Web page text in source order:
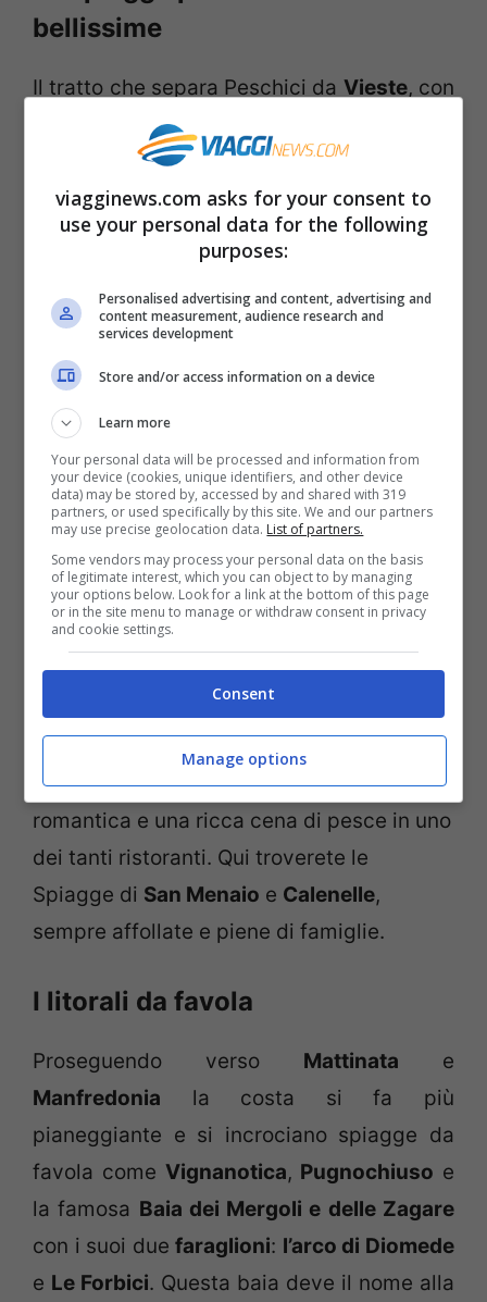
bellissime
Il tratto che separa Peschici da Vieste, con
l’imponente monolite di
susseguirsi di meraviglia che riempie gli
occhi. Innumerevoli calette spuntano un
po’ ovunque come una sorpresa. Una delle
di Portogreco, ma a pochi passi da lì
potrete raggiungere la bellissima
dei Colombi, con l’omonima grotta. Poco
distante, incastonata in una candida
falesia scolpita e al riparo dai venti c’è
Cala della Sanguinara, meta ideale per chi
si vuole dedicare alla tintarella e ai lunghi
bagni nelle acque cristalline, imperdibile la
vicinaGrotta dei Pomodori.
Lungo il litorale si incontraRodi Garganico
un paesino a picco sul mare circondato da
ricchi agrumeti e sormontato da un antico
castello. Da visitare per una passeggiata
romantica e una ricca cena di pesce in uno
dei tanti ristoranti. Qui troverete le
Spiagge di San Menaio e Calenelle,
sempre affollate e piene di famiglie.
I litorali da favola
Proseguendo verso Mattinata e
Manfredonia la costa si fa più
pianeggiante e si incrociano spiagge da
favola come Vignanotica, Pugnochiuso e
la famosa Baia dei Mergoli e delle Zagare
con i suoi duefaraglioni: l’arco di Diomede
e Le Forbici. Questa baia deve il nome alla
viagginews.com asks for your consent to
use your personal data for the following
purposes:
Personalised advertising and content, advertising and
content measurement, audience research and
services development
Store and/or access information on a device
Learn more
Your personal data will be processed and information from
your device (cookies, unique identifiers, and other device
data) may be stored by, accessed by and shared with 319
partners, or used specifically by this site. We and our partners
may use precise geolocation data. List of partners.
Some vendors may process your personal data on the basis
of legitimate interest, which you can object to by managing
your options below. Look for a link at the bottom of this page
or in the site menu to manage or withdraw consent in privacy
and cookie settings.
Consent
Manage options